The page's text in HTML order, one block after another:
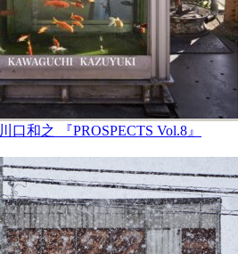
川口和之 『PROSPECTS Vol.8』